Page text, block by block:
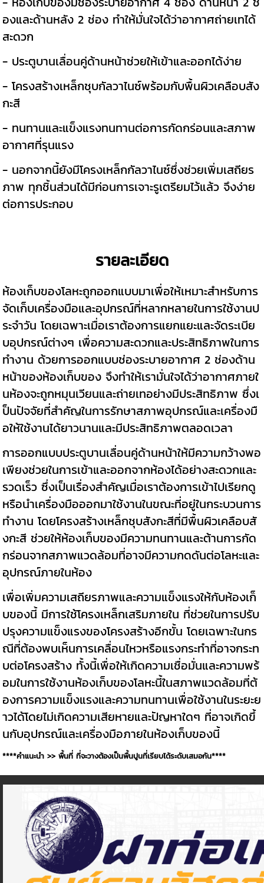
องและด้านหลัง 2 ช่อง ทำให้มั่นใจได้ว่าอากาศถ่ายเทได้
สะดวก
- ประตูบานเลื่อนคู่ด้านหน้าช่วยให้เข้าและออกได้ง่าย
- โครงสร้างเหล็กชุบกัลวาไนซ์พร้อมกับพื้นผิวเคลือบสัง
กะสี
- ทนทานและแข็งแรงทนทานต่อการกัดกร่อนและสภาพ
อากาศที่รุนแรง
- นอกจากนี้ยังมีโครงเหล็กกัลวาไนซ์ซึ่งช่วยเพิ่มเสถียร
ภาพ ทุกชิ้นส่วนได้มีก่อนการเจาะรูเตรียมไว้แล้ว จึงง่าย
ต่อการประกอบ
รายละเอียด
ห้องเก็บของโลหะถูกออกแบบมาเพื่อให้เหมาะสำหรับการ
จัดเก็บเครื่องมือและอุปกรณ์ที่หลากหลายในการใช้งานป
ระจำวัน โดยเฉพาะเมื่อเราต้องการแยกแยะและจัดระเบีย
บอุปกรณ์ต่างๆ เพื่อความสะดวกและประสิทธิภาพในการ
ทำงาน ด้วยการออกแบบช่องระบายอากาศ 2 ช่องด้าน
หน้าของห้องเก็บของ จึงทำให้เรามั่นใจได้ว่าอากาศภายใ
นห้องจะถูกหมุนเวียนและถ่ายเทอย่างมีประสิทธิภาพ ซึ่งเ
ป็นปัจจัยที่สำคัญในการรักษาสภาพอุปกรณ์และเครื่องมื
อให้ใช้งานได้ยาวนานและมีประสิทธิภาพตลอดเวลา
การออกแบบประตูบานเลื่อนคู่ด้านหน้าให้มีความกว้างพอ
เพียงช่วยในการเข้าและออกจากห้องได้อย่างสะดวกและ
รวดเร็ว ซึ่งเป็นเรื่องสำคัญเมื่อเราต้องการเข้าไปเรียกดู
หรือนำเครื่องมือออกมาใช้งานในขณะที่อยู่ในกระบวนการ
ทำงาน โดยโครงสร้างเหล็กชุบสังกะสีที่มีพื้นผิวเคลือบสั
งกะสี ช่วยให้ห้องเก็บของมีความทนทานและต้านการกัด
กร่อนจากสภาพแวดล้อมที่อาจมีความกดดันต่อโลหะและ
อุปกรณ์ภายในห้อง
เพื่อเพิ่มความเสถียรภาพและความแข็งแรงให้กับห้องเก็
บของนี้ มีการใช้โครงเหล็กเสริมภายใน ที่ช่วยในการปรับ
ปรุงความแข็งแรงของโครงสร้างอีกขั้น โดยเฉพาะในกร
ณีที่ต้องพบเห็นการเคลื่อนไหวหรือแรงกระทำที่อาจกระท
บต่อโครงสร้าง ทั้งนี้เพื่อให้เกิดความเชื่อมั่นและความพร้
อมในการใช้งานห้องเก็บของโลหะนี้ในสภาพแวดล้อมที่ต้
องการความแข็งแรงและความทนทานเพื่อใช้งานในระยะย
าวได้โดยไม่เกิดความเสียหายและปัญหาใดๆ ที่อาจเกิดขึ้
นกับอุปกรณ์และเครื่องมือภายในห้องเก็บของนี้
****คำแนะนำ >> พื้นที่ ที่จะวางต้องเป็นพื้นปูนที่เรียบได้ระดับเสมอกัน****